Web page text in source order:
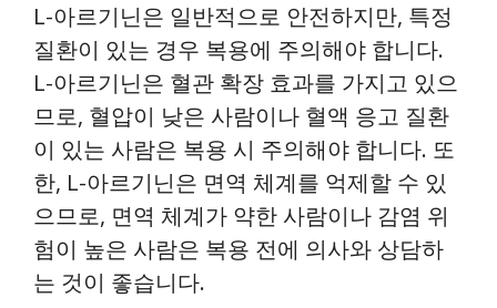
L-아르기닌은 일반적으로 안전하지만, 특정
질환이 있는 경우 복용에 주의해야 합니다.
L-아르기닌은 혈관 확장 효과를 가지고 있으
므로, 혈압이 낮은 사람이나 혈액 응고 질환
이 있는 사람은 복용 시 주의해야 합니다. 또
한, L-아르기닌은 면역 체계를 억제할 수 있
으므로, 면역 체계가 약한 사람이나 감염 위
험이 높은 사람은 복용 전에 의사와 상담하
는 것이 좋습니다.